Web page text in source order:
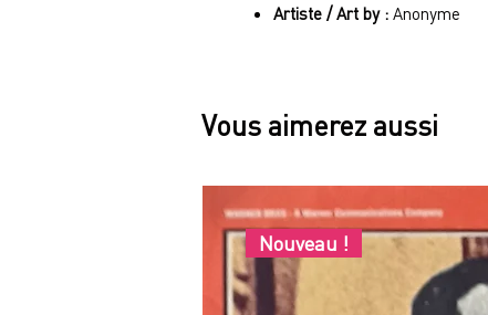
Artiste / Art by : Anonyme
Vous aimerez aussi
Nouveau !